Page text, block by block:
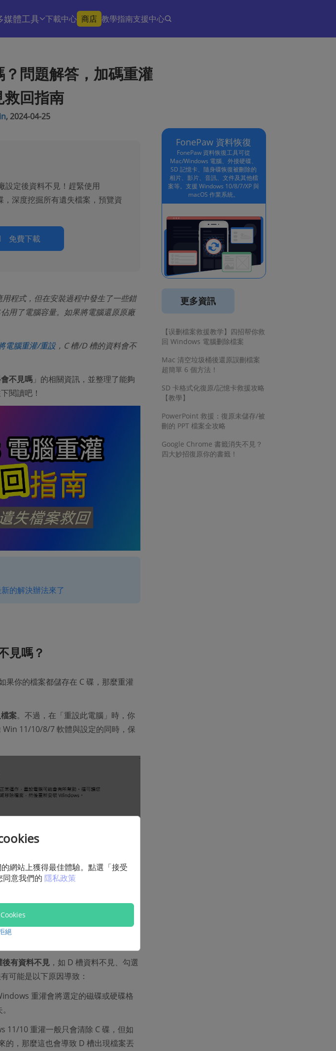
媒體工具 下載中心 商店 教學指南支援中心
問題解答，加碼重灌
救回指南
, 2024-04-25
定後資料不見！趕緊使用
，深度挖掘所有遺失檔案，預覽資
免費下載
程式，但在安裝過程中發生了一些錯
用了電腦容量。如果將電腦還原原廠
電腦重灌/重設，C 槽/D 槽的資料會不
不見嗎」的相關資訊，並整理了能夠
閱讀吧！
的解決辦法來了
見嗎？
果你的檔案都儲存在 C 碟，那麼重灌
案。不過，在「重設此電腦」時，你
11/10/8/7 軟體與設定的同時，保
有資料不見，如 D 槽資料不見、勾選
可能是以下原因導致：
重灌會將選定的磁碟或硬碟格
11/10 重灌一般只會清除 C 碟，但如
的，那麼這也會導致 D 槽出現檔案丟
FonePaw 資料恢復
FonePaw 資料恢復工具可從
Mac/Windows 電腦、外接硬碟、
SD 記憶卡、隨身碟恢復被刪除的
相片、影片、音訊、文件及其他檔
案等。支援 Windows 10/8/7/XP 與
macOS 作業系統。
更多資訊
【误删檔案救援教学】四招帮你救
回 Windows 電腦删除檔案
Mac 清空垃圾桶後還原誤刪檔案
超簡單 6 個方法！
SD 卡格式化復原/記憶卡救援攻略
【教學】
PowerPoint 救援：復原未儲存/被
刪的 PPT 檔案全攻略
Google Chrome 書籤消失不見？
四大妙招復原你的書籤！
網站上獲得最佳體驗。點選「接受
意我們的 隱私政策
絕